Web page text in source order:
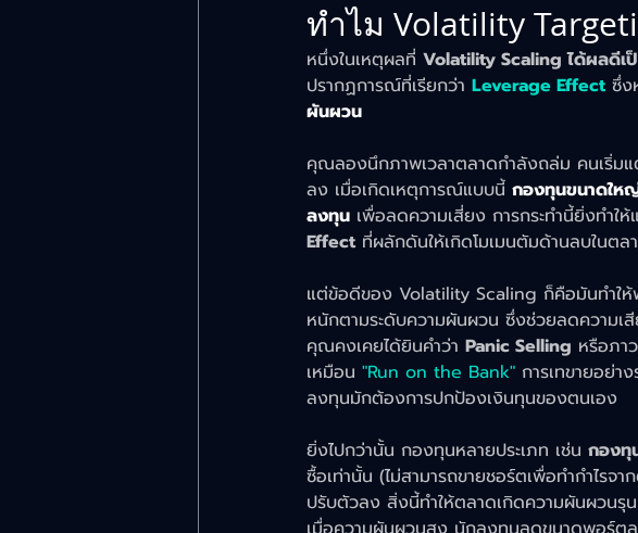
ทำไม Volatility
หนึ่งในเหตุผลที่ Volatility Scaling ได้ผลดีเ
ปรากฏการณ์ที่เรียกว่า Leverage Effect ซึ่ง
ผันผวน
คุณลองนึกภาพเวลาตลาดกำลังถล่ม คนเริ่
ลง เมื่อเกิดเหตุการณ์แบบนี้ กองทุนขนาดให
ลงทุน เพื่อลดความเสี่ยง การกระทำนี้ยิ่งทำใ
Effect ที่ผลักดันให้เกิดโมเมนตัมด้านลบในตล
แต่ข้อดีของ Volatility Scaling ก็คือมันทำใ
หนักตามระดับความผันผวน ซึ่งช่วยลดความเ
คุณคงเคยได้ยินคำว่า Panic Selling หรือภา
เหมือน "Run on the Bank" การเทขายอย่า
ลงทุนมักต้องการปกป้องเงินทุนของตนเอง
ยิ่งไปกว่านั้น กองทุนหลายประเภท เช่น กองทุ
ซื้อเท่านั้น (ไม่สามารถขายชอร์ตเพื่อทำกำไรจ
ปรับตัวลง สิ่งนี้ทำให้ตลาดเกิดความผันผวนรุ